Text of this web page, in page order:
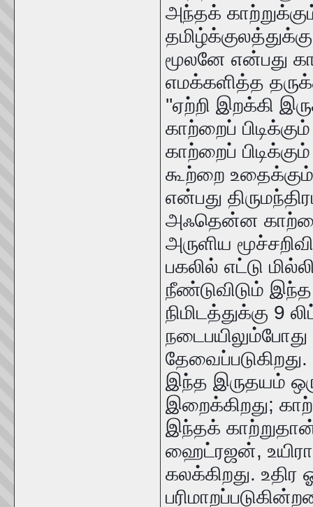
அந்தக்
மூலனே என்பது
எமக்களித்த
''ஏற்றி இறக்கி
காற்றைப்
காற்றைப்
கூற்றை உதைக்கும்
என்பது
அஃதென்ன
அருளிய
பகலில் எட்டு
நீண்டுவிடும் இந்த
நிமிடத்துக்கு 9
நடைபயிலும்போது
தேவைப்படுகிறது.
இந்த இருதயம்
இறைக்கிறது;
இந்தக்
ஹைட்ரஜன்,
கலக்கிறது.